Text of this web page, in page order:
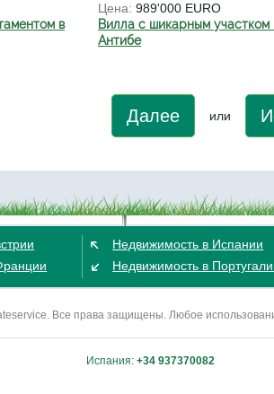
в
Цена: 989'000 EURO
Вилла с шикарным участком
Антибе
Далее или
Недвижимость в Испании
Недвижимость в
Все права защищены. Любое
Испания: +34 937370082